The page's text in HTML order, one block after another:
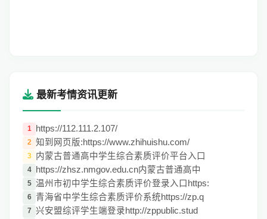
最新考情资讯更新
1 https://112.111.2.107/
2 知到网页版:https://www.zhihuishu.com/
3 内蒙古普通高中学生综合素质评价平台入口
4 https://zhsz.nmgov.edu.cn内蒙古普通高中
5 温州市初中学生综合素质评价登录入口https:
6 青海省中学生综合素质评价系统https://zp.q
7 兴安盟综评学生端登录http://zppublic.stud